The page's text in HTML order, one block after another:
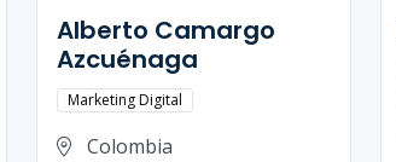
Alberto Camargo
Azcuénaga
Marketing Digital
Colombia